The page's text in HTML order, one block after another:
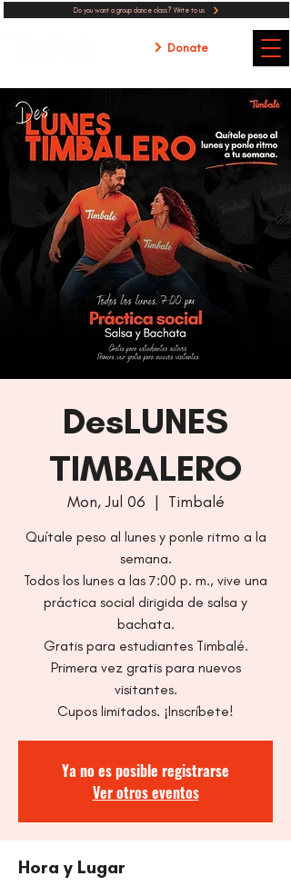
Do you want a group dance class? Write to us
Donate
DesLUNES
TIMBALERO
Mon, Jul 06
  |
Timbalé
Quítale peso al lunes y ponle ritmo a la
semana.
Todos los lunes a las 7:00 p. m., vive una
práctica social dirigida de salsa y
bachata.
Gratis para estudiantes Timbalé.
Primera vez gratis para nuevos
visitantes.
Cupos limitados. ¡Inscríbete!
Ya no es posible registrarse
Ver otros eventos
Hora y Lugar